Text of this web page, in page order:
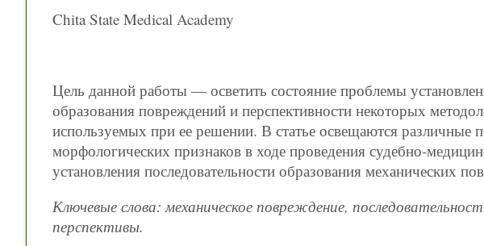
Chita State Medical Academy
Цель данной работы — осветить состояние проблемы
образования повреждений и перспективности некоторых
используемых при ее решении. В статье освещаются различные
морфологических признаков в ходе проведения судебно-
установления последовательности образования механических
Ключевые слова: механическое повреждение,
перспективы.